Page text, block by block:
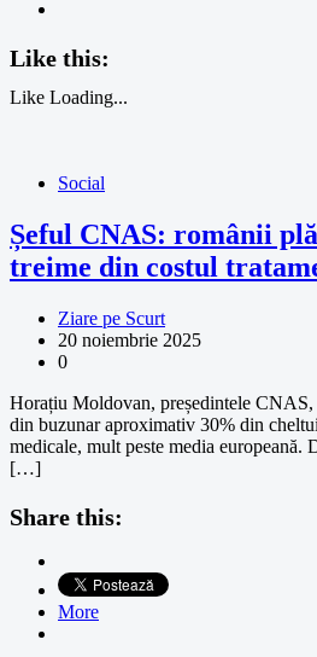
Like this:
Like Loading...
Social
Șeful CNAS: românii
treime din costul
Ziare pe Scurt
20 noiembrie 2025
0
Horațiu Moldovan, președintele CNAS,
din buzunar aproximativ 30% din
medicale, mult peste media europeană.
[…]
Share this:
More